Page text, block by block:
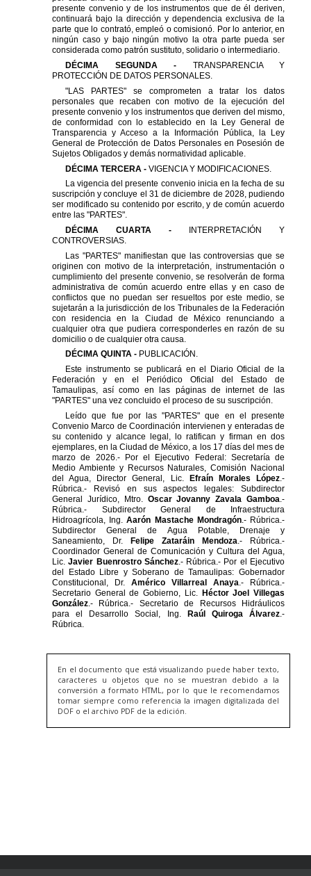
En el documento que está visualizando puede haber texto,
caracteres u objetos que no se muestran debido a la
conversión a formato HTML, por lo que le recomendamos
tomar siempre como referencia la imagen digitalizada del
DOF o el archivo PDF de la edición.